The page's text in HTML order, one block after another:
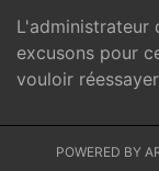
L'administrateur
excusons pour
vouloir
POWERED BY